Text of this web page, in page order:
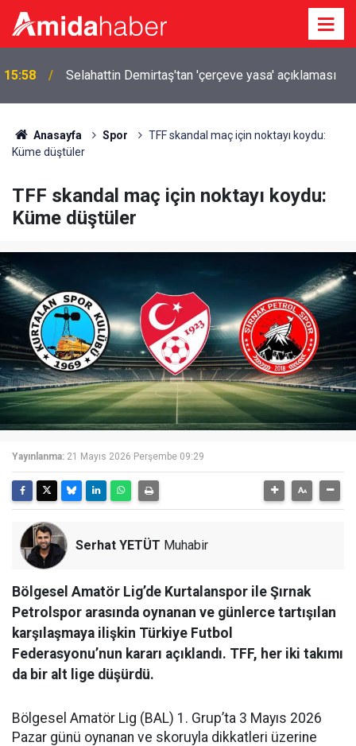
15:58 Selahattin Demirtaş'tan 'çerçeve yasa' açıklaması
Anasayfa Spor
TFF skandal maç için noktayı koydu:
Küme düştüler
TFF skandal maç için noktayı koydu:
Küme düştüler
Yayınlanma: 21 Mayıs 2026 Perşembe 09:29
Serhat YETÜT Muhabir
Bölgesel Amatör Lig’de Kurtalanspor ile Şırnak
Petrolspor arasında oynanan ve günlerce tartışılan
karşılaşmaya ilişkin Türkiye Futbol
Federasyonu’nun kararı açıklandı. TFF, her iki takımı
da bir alt lige düşürdü.
Bölgesel Amatör Lig (BAL) 1. Grup’ta 3 Mayıs 2026
Pazar günü oynanan ve skoruyla dikkatleri üzerine